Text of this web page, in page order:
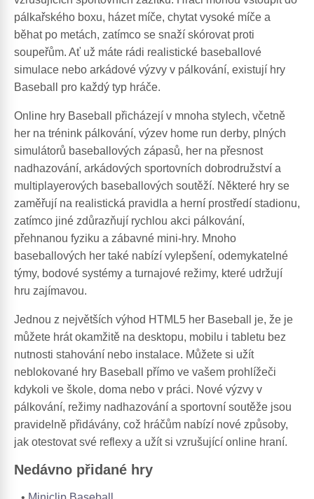
pálkařského boxu, házet míče, chytat vysoké míče a
běhat po metách, zatímco se snaží skórovat proti
soupeřům. Ať už máte rádi realistické baseballové
simulace nebo arkádové výzvy v pálkování, existují hry
Baseball pro každý typ hráče.
Online hry Baseball přicházejí v mnoha stylech, včetně
her na trénink pálkování, výzev home run derby, plných
simulátorů baseballových zápasů, her na přesnost
nadhazování, arkádových sportovních dobrodružství a
multiplayerových baseballových soutěží. Některé hry se
zaměřují na realistická pravidla a herní prostředí stadionu,
zatímco jiné zdůrazňují rychlou akci pálkování,
přehnanou fyziku a zábavné mini-hry. Mnoho
baseballových her také nabízí vylepšení, odemykatelné
týmy, bodové systémy a turnajové režimy, které udržují
hru zajímavou.
Jednou z největších výhod HTML5 her Baseball je, že je
můžete hrát okamžitě na desktopu, mobilu i tabletu bez
nutnosti stahování nebo instalace. Můžete si užít
neblokované hry Baseball přímo ve vašem prohlížeči
kdykoli ve škole, doma nebo v práci. Nové výzvy v
pálkování, režimy nadhazování a sportovní soutěže jsou
pravidelně přidávány, což hráčům nabízí nové způsoby,
jak otestovat své reflexy a užít si vzrušující online hraní.
Nedávno přidané hry